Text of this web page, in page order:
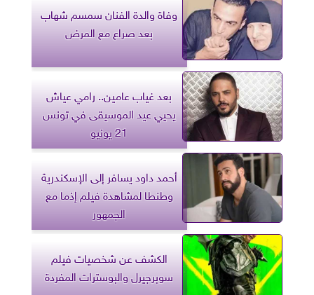
وفاة والدة الفنان سمسم شهاب
بعد صراع مع المرض
بعد غياب عامين.. رامي عياش
يحيي عيد الموسيقى في تونس
21 يونيو
أحمد داود يسافر إلى الإسكندرية
وطنطا لمشاهدة فيلم إذما مع
الجمهور
الكشف عن شخصيات فيلم
سوبرجيرل والبوسترات المفردة